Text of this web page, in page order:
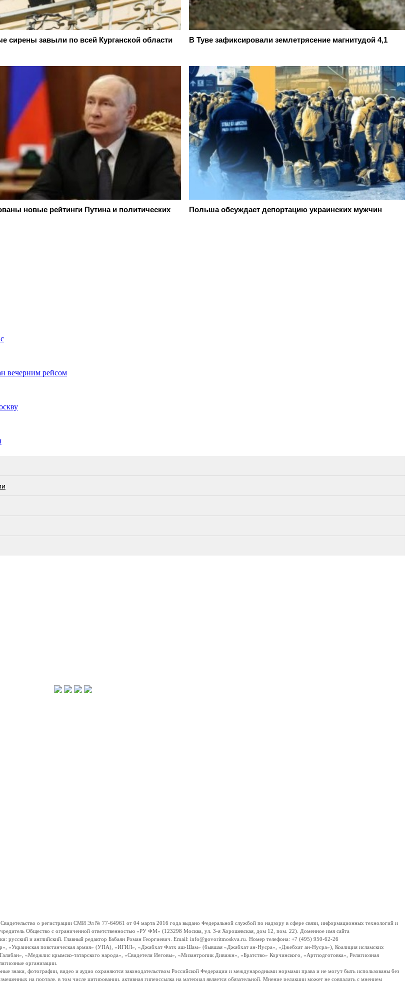
сирены завыли по всей Курганской области В Туве зафиксировали землетрясение магнитудой 4,1
новые рейтинги Путина и политических
Польша обсуждает депортацию украинских мужчин
вечерним рейсом
о регистрации СМИ Эл № 77-64961 от 04 марта 2016 года выдано Федеральной службой по надзору в сфере связи, информационных технологий и
Общество с ограниченной ответственностью «РУ ФМ» (123298 Москва, ул. 3-я Хорошевская, дом 12, пом. 22). Доменное имя сайта
русский и английский. Главный редактор Бабаян Роман Георгиевич. Email: info@govoritmoskva.ru. Номер телефона: +7 (495) 950-62-26
«Украинская повстанческая армия» (УПА), «ИГИЛ», «Джабхат Фатх аш-Шам» (бывшая «Джабхат ан-Нусра», «Джебхат ан-Нусра»), Коалиция исламских
«Меджлис крымско-татарского народа», «Свидетели Иеговы», «Мизантропик Дивижн», «Братство» Корчинского, «Артподготовка», Религиозная
организации.
знаки, фотографии, видео и аудио охраняются законодательством Российской Федерации и международными нормами права и не могут быть использованы без
на портале, в том числе цитировании, активная гиперссылка на материал является обязательной. Мнение редакции может не совпадать с мнением